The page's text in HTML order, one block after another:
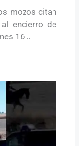
mozos citan
encierro de
16…